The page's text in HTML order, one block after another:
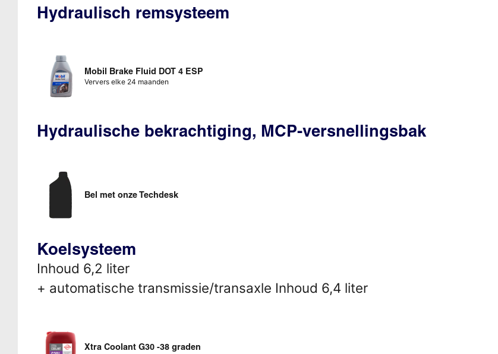
Hydraulisch remsysteem
Mobil Brake Fluid DOT 4 ESP
Ververs elke 24 maanden
Hydraulische bekrachtiging, MCP-versnellingsbak
Bel met onze Techdesk
Koelsysteem
Inhoud 6,2 liter
+ automatische transmissie/transaxle Inhoud 6,4 liter
Xtra Coolant G30 -38 graden